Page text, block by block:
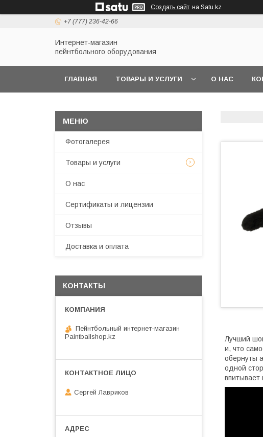
Создать сайт на Satu.kz
+7 (777) 236-42-66
Интернет-магазин
пейнтбольного оборудования
ГЛАВНАЯ ТОВАРЫ И УСЛУГИ О НАС
Лучший
и, что
обернуты
одной
впитывает
Фотогалерея
Товары и услуги
О нас
Сертификаты и лицензии
Отзывы
Доставка и оплата
КОНТАКТЫ
Пейнтбольный интернет-магазин
Paintballshop.kz
Сергей Лавриков